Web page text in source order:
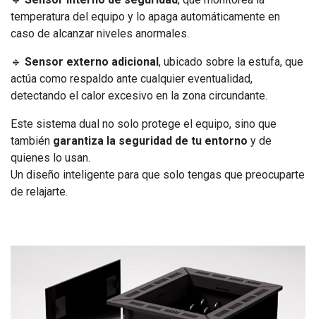
temperatura del equipo y lo apaga automáticamente en
caso de alcanzar niveles anormales.
🔹 Sensor externo adicional, ubicado sobre la estufa, que
actúa como respaldo ante cualquier eventualidad,
detectando el calor excesivo en la zona circundante.
Este sistema dual no solo protege el equipo, sino que
también garantiza la seguridad de tu entorno y de
quienes lo usan.
Un diseño inteligente para que solo tengas que preocuparte
de relajarte.